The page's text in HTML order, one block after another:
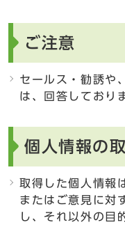
ご注意
セールス・勧誘や
は、回答しており
個人情報の
取得した個人情報
またはご意見に対
し、それ以外の目